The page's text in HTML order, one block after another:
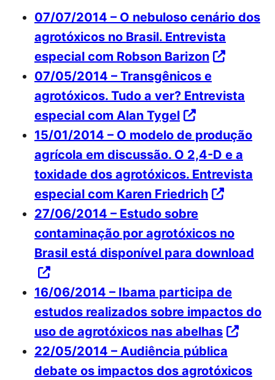
07/07/2014 – O nebuloso cenário dos
agrotóxicos no Brasil. Entrevista
especial com Robson Barizon
07/05/2014 – Transgênicos e
agrotóxicos. Tudo a ver? Entrevista
especial com Alan Tygel
15/01/2014 – O modelo de produção
agrícola em discussão. O 2,4-D e a
toxidade dos agrotóxicos. Entrevista
especial com Karen Friedrich
27/06/2014 – Estudo sobre
contaminação por agrotóxicos no
Brasil está disponível para download
16/06/2014 – Ibama participa de
estudos realizados sobre impactos do
uso de agrotóxicos nas abelhas
22/05/2014 – Audiência pública
debate os impactos dos agrotóxicos